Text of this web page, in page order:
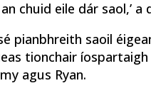
chuid eile dár saol,’ a
pianbhreith saoil
tionchair
agus Ryan.